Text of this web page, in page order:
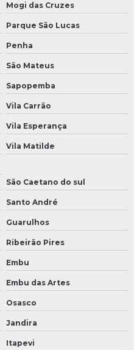
Mogi das Cruzes
Parque São Lucas
Penha
São Mateus
Sapopemba
Vila Carrão
Vila Esperança
Vila Matilde
São Caetano do sul
Santo André
Guarulhos
Ribeirão Pires
Embu
Embu das Artes
Osasco
Jandira
Itapevi